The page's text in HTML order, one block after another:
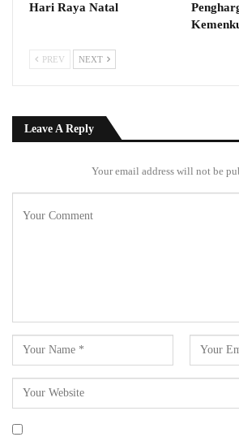
Hari Raya Natal
PREV NEXT
Leave A Reply
Your email address will not be